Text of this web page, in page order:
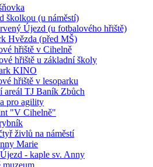
školkou (u náměstí)
Újezd (u fotbalového hřiště)
Hvězda (před MŠ)
hřiště v Cihelně
hřiště u základní školy
KINO
hřiště v lesoparku
areál TJ Baník Zbůch
pro agility
"V Cihelně"
živlů na náměstí
Marie
- kaple sv. Anny